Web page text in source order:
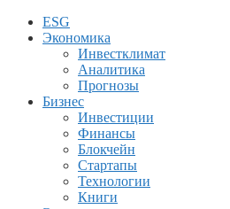
ESG
Экономика
Инвестклимат
Аналитика
Прогнозы
Бизнес
Инвестиции
Финансы
Блокчейн
Стартапы
Технологии
Книги